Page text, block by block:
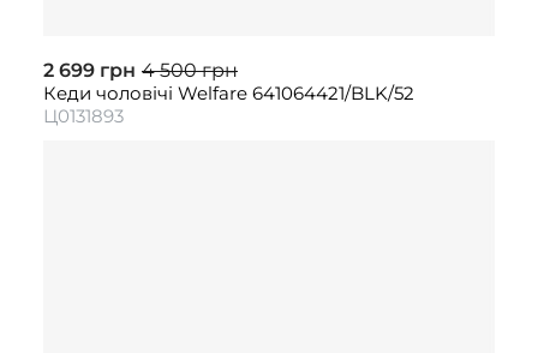
2 699 грн 4 500 грн
Кеди чоловічі Welfare 641064421/BLK/52
Ц0131893